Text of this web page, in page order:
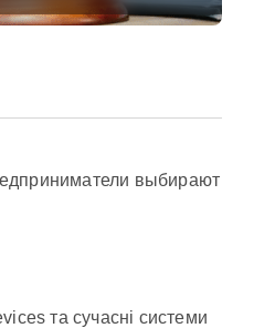
выбирают
та сучасні системи